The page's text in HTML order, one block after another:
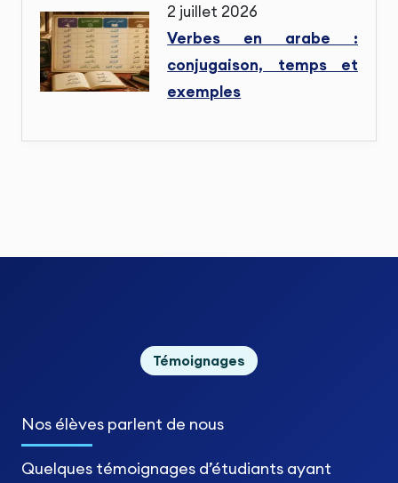
2 juillet 2026
Verbes en arabe :
conjugaison, temps et
exemples
Témoignages
Nos élèves parlent de nous
Quelques témoignages d’étudiants ayant